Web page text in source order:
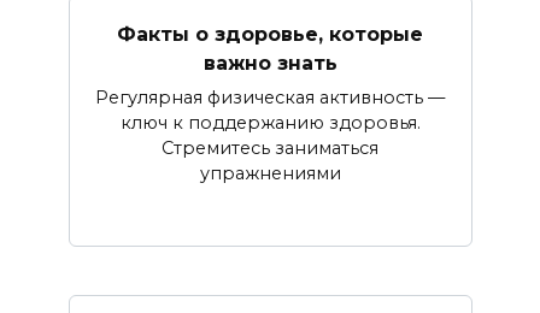
Факты о здоровье, которые
важно знать
Регулярная физическая активность —
ключ к поддержанию здоровья.
Стремитесь заниматься
упражнениями